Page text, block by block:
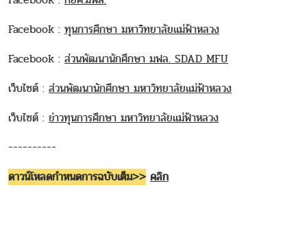
Facebook : ทุนการศึกษา มหาวิทยาลัยแม่ฟ้าหลวง
Facebook : ส่วนพัฒนานักศึกษา มฟล. SDAD MFU
เว็บไซต์ : ส่วนพัฒนานักศึกษา มหาวิทยาลัยแม่ฟ้าหลวง
เว็บไซต์ : ข่าวทุนการศึกษา มหาวิทยาลัยแม่ฟ้าหลวง
----------
ดาวน์โหลดกำหนดการฉบับเต็ม>> คลิก